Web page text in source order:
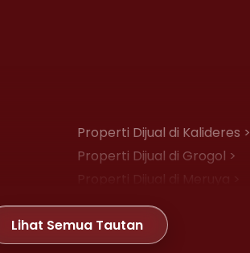
Properti Dijual di Kalideres >
Properti Dijual di Grogol >
Properti Dijual di Meruya >
Properti Dijual di Joglo >
Lihat Semua Tautan